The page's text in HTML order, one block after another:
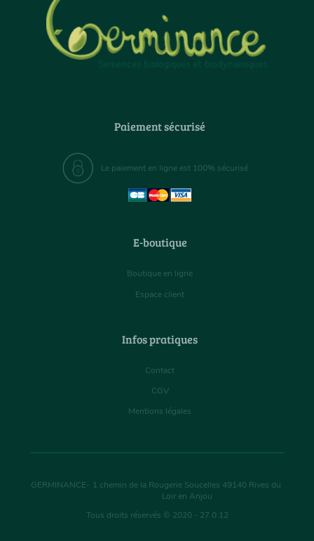
Paiement sécurisé
Le paiement en ligne est 100% sécurisé
E-boutique
Boutique en ligne
Espace client
Infos pratiques
Contact
CGV
Mentions légales
GERMINANCE- 1 chemin de la Rougerie Soucelles 49140 Rives du
Loir en Anjou
Tous droits réservés © 2020 - 27.0.12